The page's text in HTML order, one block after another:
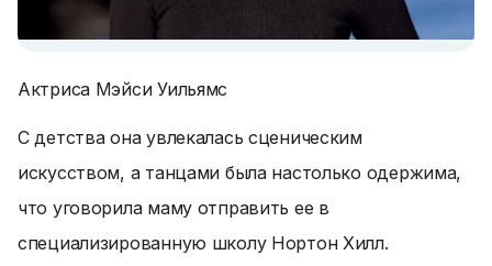
Актриса Мэйси Уильямс
С детства она увлекалась сценическим
искусством, а танцами была настолько одержима,
что уговорила маму отправить ее в
специализированную школу Нортон Хилл.